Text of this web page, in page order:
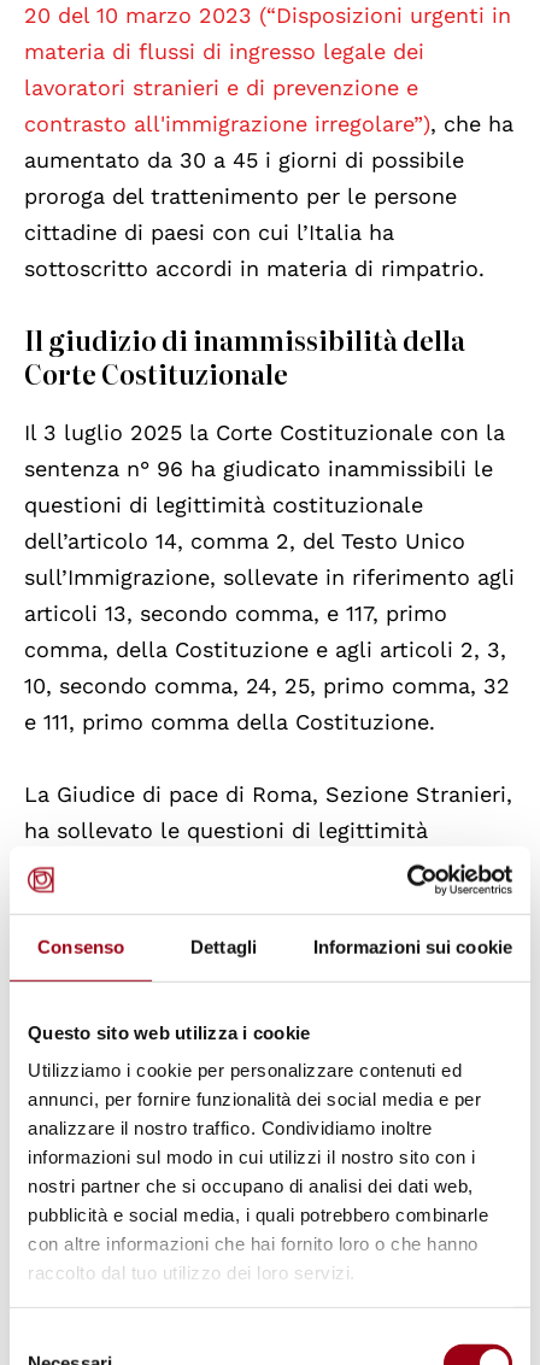
Consenso Dettagli Informazioni sui cookie
Questo sito web utilizza i cookie
Utilizziamo i cookie per personalizzare contenuti ed
annunci, per fornire funzionalità dei social media e per
analizzare il nostro traffico. Condividiamo inoltre
informazioni sul modo in cui utilizzi il nostro sito con i
nostri partner che si occupano di analisi dei dati web,
pubblicità e social media, i quali potrebbero combinarle
con altre informazioni che hai fornito loro o che hanno
raccolto dal tuo utilizzo dei loro servizi.
20 del 10 marzo 2023 (“Disposizioni urgenti in
materia di flussi di ingresso legale dei
lavoratori stranieri e di prevenzione e
contrasto all'immigrazione irregolare”), che ha
aumentato da 30 a 45 i giorni di possibile
proroga del trattenimento per le persone
cittadine di paesi con cui l’Italia ha
sottoscritto accordi in materia di rimpatrio.
Il giudizio di inammissibilità della
Corte Costituzionale
Il 3 luglio 2025 la Corte Costituzionale con la
sentenza n° 96 ha giudicato inammissibili le
questioni di legittimità costituzionale
dell’articolo 14, comma 2, del Testo Unico
sull’Immigrazione, sollevate in riferimento agli
articoli 13, secondo comma, e 117, primo
comma, della Costituzione e agli articoli 2, 3,
10, secondo comma, 24, 25, primo comma, 32
e 111, primo comma della Costituzione.
La Giudice di pace di Roma, Sezione Stranieri,
ha sollevato le questioni di legittimità
costituzionale nell'ambito di un procedimento
di convalida del trattenimento di una persona
in un CPR disposto dal questore locale ai
sensi della norma sopracitata.
Secondo la giudice, l’articolo 14, comma 2 del
Testo Unico sull’Immigrazione solleva presunti
problemi di legittimità costituzionale in
quanto i “modi” del trattenimento delle
persone recluse nei CPR risultano normati a
mezzo di fonti subalterne a quella primaria,
mentre l’articolo 13 della Costituzione